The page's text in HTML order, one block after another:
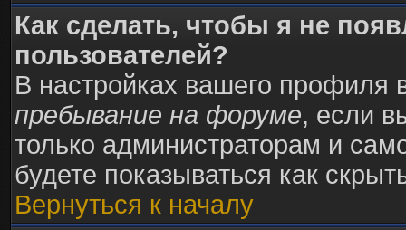
Как сделать, чтобы я не
пользователей?
В настройках вашего
пребывание на форуме, если
только администраторам и
будете показываться как
Вернуться к началу